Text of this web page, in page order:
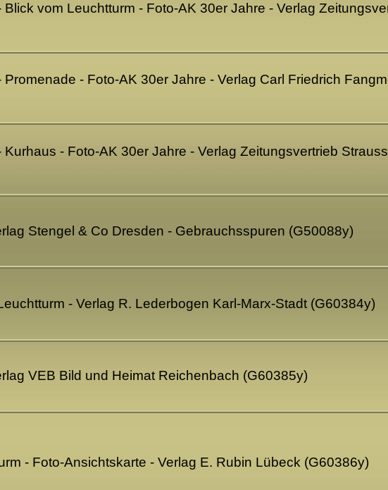
vom Leuchtturm - Foto-AK 30er Jahre - Verlag
- Foto-AK 30er Jahre - Verlag Carl Friedrich
- Foto-AK 30er Jahre - Verlag Zeitungsvertrieb
Stengel & Co Dresden - Gebrauchsspuren (G50088y)
- Verlag R. Lederbogen Karl-Marx-Stadt (G60384y)
VEB Bild und Heimat Reichenbach (G60385y)
- Foto-Ansichtskarte - Verlag E. Rubin Lübeck (G60386y)